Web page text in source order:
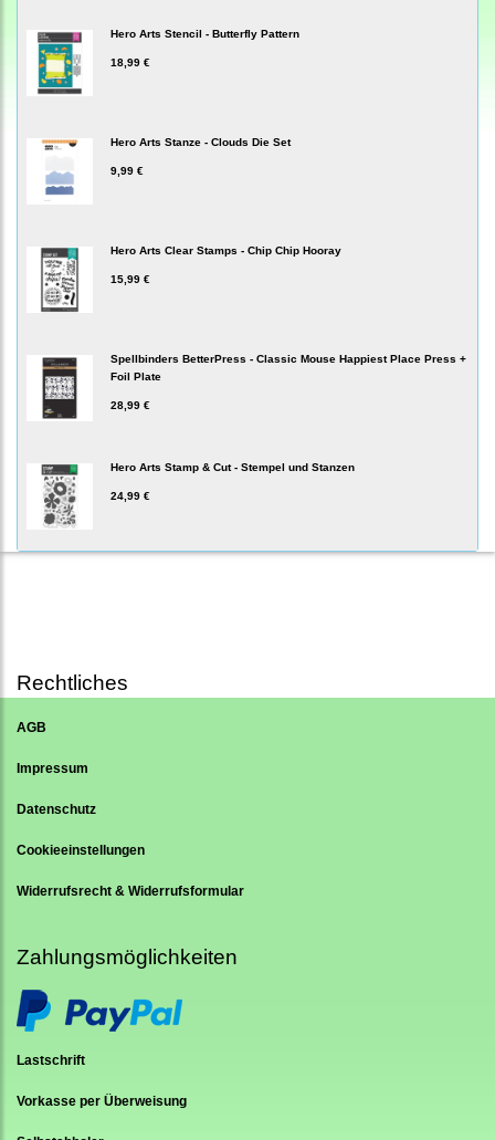
Hero Arts Stencil - Butterfly Pattern
18,99 €
Hero Arts Stanze - Clouds Die Set
9,99 €
Hero Arts Clear Stamps - Chip Chip Hooray
15,99 €
Spellbinders BetterPress - Classic Mouse Happiest Place Press +
Foil Plate
28,99 €
Hero Arts Stamp & Cut - Stempel und Stanzen
24,99 €
Rechtliches
AGB
Impressum
Datenschutz
Cookieeinstellungen
Widerrufsrecht & Widerrufsformular
Zahlungsmöglichkeiten
Lastschrift
Vorkasse per Überweisung